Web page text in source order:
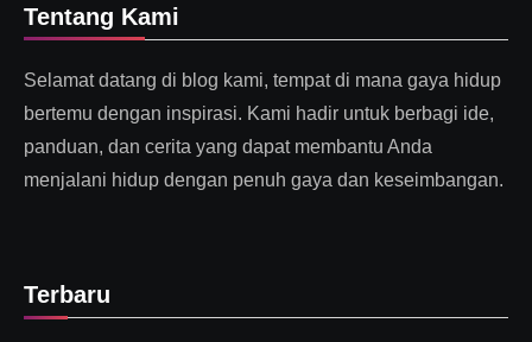
Tentang Kami
Selamat datang di blog kami, tempat di mana gaya hidup
bertemu dengan inspirasi. Kami hadir untuk berbagi ide,
panduan, dan cerita yang dapat membantu Anda
menjalani hidup dengan penuh gaya dan keseimbangan.
Terbaru